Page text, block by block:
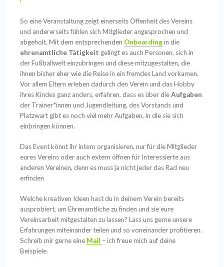
So eine Veranstaltung zeigt einerseits Offenheit des Vereins
und andererseits fühlen sich Mitglieder angesprochen und
abgeholt. Mit dem entsprechenden Onboarding in die
ehrenamtliche Tätigkeit gelingt es auch Personen, sich in
der Fußballwelt einzubringen und diese mitzugestalten, die
ihnen bisher eher wie die Reise in ein fremdes Land vorkamen.
Vor allem Eltern erleben dadurch den Verein und das Hobby
ihres Kindes ganz anders, erfahren, dass es über dieAufgaben
der Trainer*innen und Jugendleitung, des Vorstands und
Platzwart gibt es noch viel mehr Aufgaben, in die sie sich
einbringen können.
Das Event könnt ihr intern organisieren, nur für die Mitglieder
eures Vereins oder auch extern öffnen für Interessierte aus
anderen Vereinen, denn es muss ja nicht jeder das Rad neu
erfinden
Welche kreativen Ideen hast du in deinem Verein bereits
ausprobiert, um Ehrenamtliche zu finden und sie eure
Vereinsarbeit mitgestalten zu lassen? Lass uns gerne unsere
Erfahrungen miteinander teilen und so voneinander profitieren.
Schreib mir gerne eine Mail – ich freue mich auf deine
Beispiele.